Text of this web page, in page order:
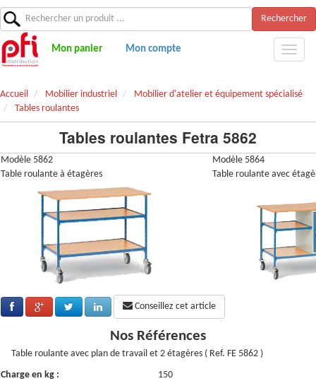
Rechercher
Mon panier Mon compte
Accueil Mobilier industriel
Mobilier d'atelier et équipement spécialisé
Tables roulantes
Tables roulantes Fetra 5862
Modèle 5862
Table roulante à étagères
Modèle 5864
Table roulante avec
Conseillez cet article
Nos Références
Table roulante avec plan de travail et 2 étagères ( Ref. FE 5862 )
Charge en kg :
150